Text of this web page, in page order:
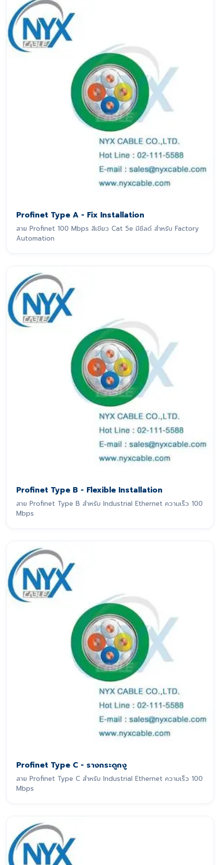
Profinet Type A - Fix Installation
สาย Profinet 100 Mbps สีเขียว Cat 5e มีชีลด์ สำหรับ Factory
Automation
Profinet Type B - Flexible Installation
สาย Profinet Type B สำหรับ Industrial Ethernet ความเร็ว 100
Mbps
Profinet Type C - รางกระดูกงู
สาย Profinet Type C สำหรับ Industrial Ethernet ความเร็ว 100
Mbps